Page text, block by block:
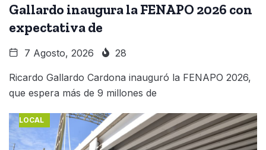
Gallardo inaugura la FENAPO 2026 con
expectativa de
7 Agosto, 2026 28
Ricardo Gallardo Cardona inauguró la FENAPO 2026,
que espera más de 9 millones de
LOCAL